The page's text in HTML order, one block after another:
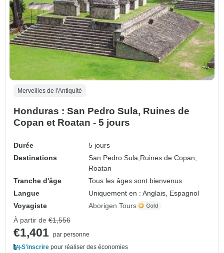
Merveilles de l'Antiquité
Honduras : San Pedro Sula, Ruines de
Copan et Roatan - 5 jours
Durée
5 jours
Destinations
San Pedro Sula, Ruines de Copan,
Roatan
Tranche d'âge
Tous les âges sont bienvenus
Langue
Uniquement en : Anglais, Espagnol
Voyagiste
Aborigen Tours
À partir de €1,556
€1,401 par personne
S'inscrire pour réaliser des économies